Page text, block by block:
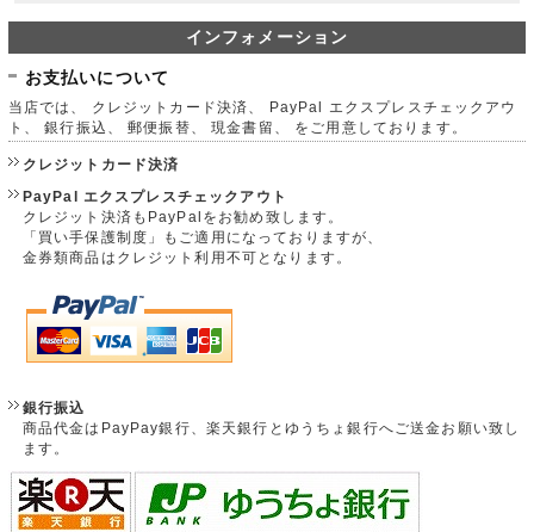
インフォメーション
お支払いについて
当店では、 クレジットカード決済、 PayPal エクスプレスチェックアウ
ト、 銀行振込、 郵便振替、 現金書留、 をご用意しております。
クレジットカード決済
PayPal エクスプレスチェックアウト
クレジット決済もPayPalをお勧め致します。
「買い手保護制度」もご適用になっておりますが、
金券類商品はクレジット利用不可となります。
銀行振込
商品代金はPayPay銀行、楽天銀行とゆうちょ銀行へご送金お願い致し
ます。